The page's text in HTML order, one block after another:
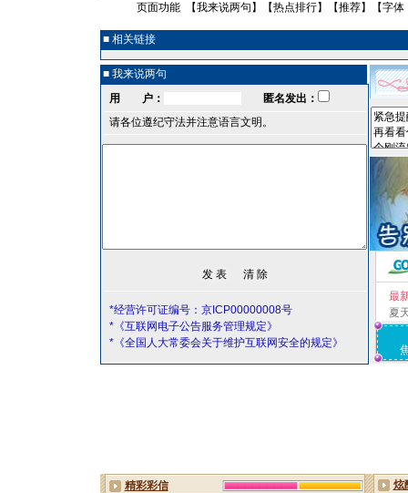
页面功能 【我来说两句 】【热点排行】【推荐】【字体
■ 相关链接
■ 我来说两句
用 户：
匿名发出：
请各位遵纪守法并注意语言文明。
*经营许可证编号：京ICP00000008号
*《互联网电子公告服务管理规定》
*《全国人大常委会关于维护互联网安全的规定》
最
夏